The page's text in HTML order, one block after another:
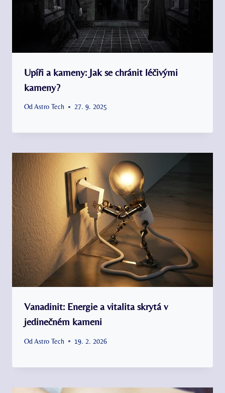
Upíři a kameny: Jak se chránit léčivými
kameny?
OdAstro Tech 27. 9. 2025
Vanadinit: Energie a vitalita skrytá v
jedinečném kameni
Od Astro Tech 19. 2. 2026